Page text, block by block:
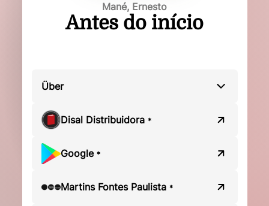
Mané, Ernesto
Antes do início
Über
Disal Distribuidora *
Google *
Martins Fontes Paulista *